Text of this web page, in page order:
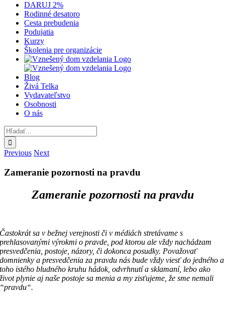
DARUJ 2%
Rodinné desatoro
Cesta prebudenia
Podujatia
Kurzy
Školenia pre organizácie
Blog
Živá Telka
Vydavateľstvo
Osobnosti
O nás
Hľadať:
Previous Next
Zameranie pozornosti na pravdu
Zameranie pozornosti na pravdu
Častokrát sa v bežnej verejnosti či v médiách stretávame s
prehlasovanými výrokmi o pravde, pod ktorou ale vždy nachádzam
presvedčenia, postoje, názory, či dokonca posudky. Považovať
domnienky a presvedčenia za pravdu nás bude vždy viesť do jedného a
toho istého bludného kruhu hádok, odvrhnutí a sklamaní, lebo ako
život plynie aj naše postoje sa menia a my zisťujeme, že sme nemali
“pravdu“.